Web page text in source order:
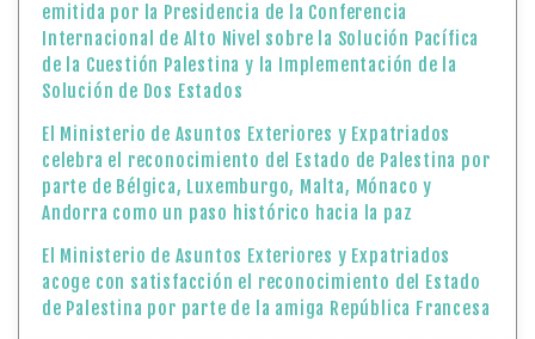
emitida por la Presidencia de la Conferencia
Internacional de Alto Nivel sobre la Solución Pacífica
de la Cuestión Palestina y la Implementación de la
Solución de Dos Estados
El Ministerio de Asuntos Exteriores y Expatriados
celebra el reconocimiento del Estado de Palestina por
parte de Bélgica, Luxemburgo, Malta, Mónaco y
Andorra como un paso histórico hacia la paz
El Ministerio de Asuntos Exteriores y Expatriados
acoge con satisfacción el reconocimiento del Estado
de Palestina por parte de la amiga República Francesa